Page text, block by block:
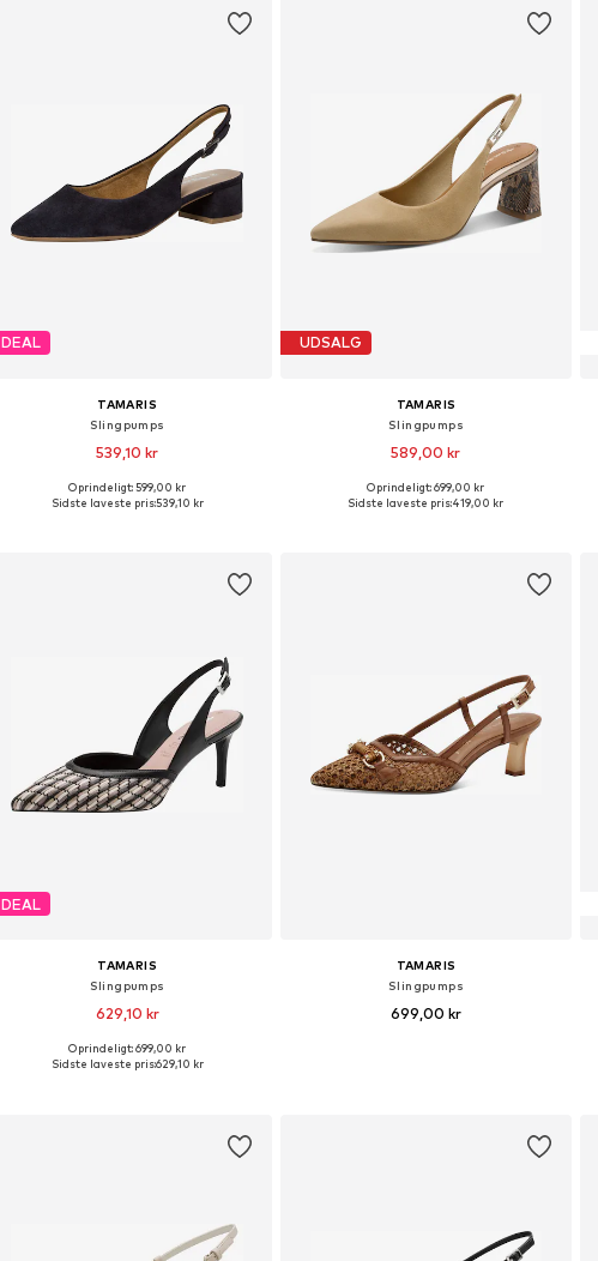
DEAL
TAMARIS
Slingpumps
539,10 kr
Tilgængelige størrelser: 36, 37, 38, 39, 40
Oprindeligt: 599,00 kr
Sidste laveste pris:539,10 kr
UDSALG
TAMARIS
Slingpumps
589,00 kr
Oprindeligt: 699,00 kr
Sidste laveste pris:419,00 kr
DEAL
TAMARIS
Slingpumps
629,10 kr
Fås i mange størrelser
Oprindeligt: 699,00 kr
Sidste laveste pris:629,10 kr
TAMARIS
Slingpumps
699,00 kr